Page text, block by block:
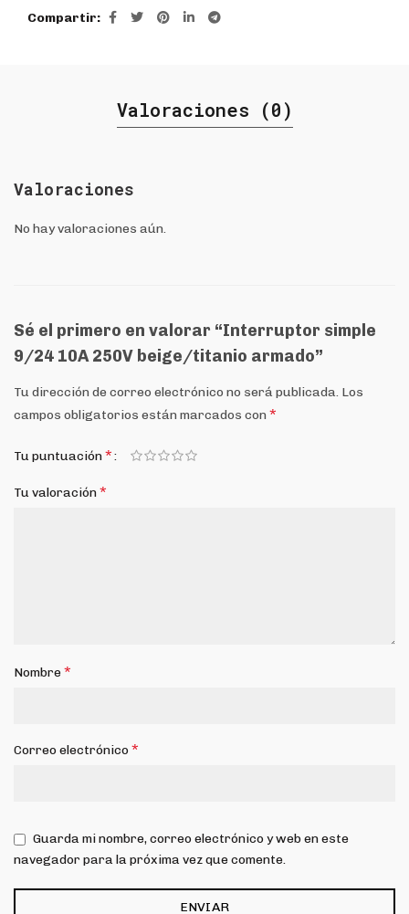
Compartir
Valoraciones (0)
Valoraciones
No hay valoraciones aún.
Sé el primero en valorar “Interruptor simple
9/24 10A 250V beige/titanio armado”
Tu dirección de correo electrónico no será publicada. Los
campos obligatorios están marcados con *
Tu puntuación*
Tu valoración*
Nombre*
Correo electrónico*
Guarda mi nombre, correo electrónico y web en este
navegador para la próxima vez que comente.